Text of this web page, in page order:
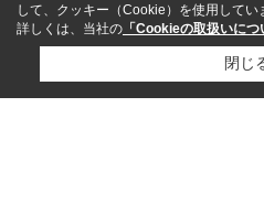
して、クッキー（Cookie）を使用してい
詳しくは、当社の 「Cookieの取扱いにつ
閉じ